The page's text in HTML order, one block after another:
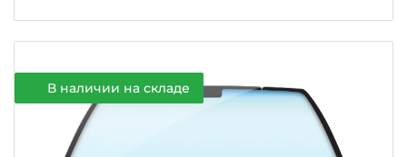
В наличии на складе